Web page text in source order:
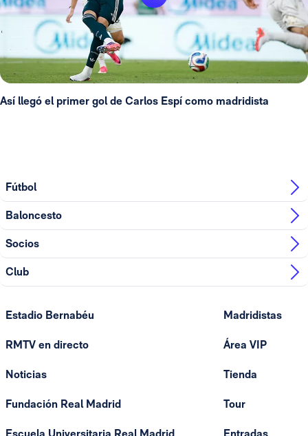
Así llegó el primer gol de Carlos Espí como madridista
Fútbol
Baloncesto
Socios
Club
Estadio Bernabéu
RMTV en directo
Noticias
Fundación Real Madrid
Madridistas
Área VIP
Tienda
Tour